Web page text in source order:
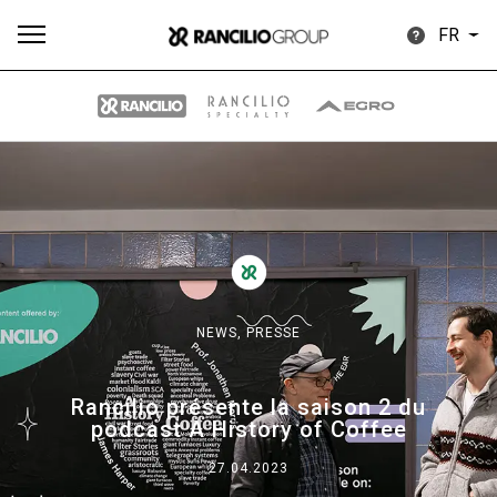
FR
NEWS, PRESSE
Rancilio présente la saison 2 du
podcast A History of Coffee
27.04.2023
Plus
de
Our brands
Group